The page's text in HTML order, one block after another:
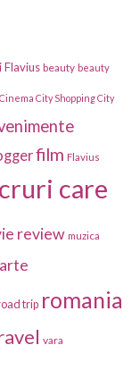
Flavius beauty beauty
Cinema City Shopping City
film Flavius
care
review muzica
trip romania
vara